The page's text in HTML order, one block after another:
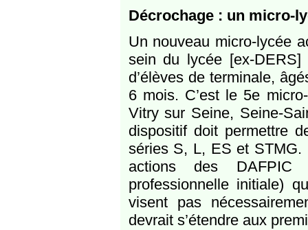
Décrochage : un micro-
Un nouveau micro-lycée
sein du lycée [ex-DERS]
d’élèves de terminale,
6 mois. C’est le 5e
Vitry sur Seine, Seine-
dispositif doit permettre
séries S, L, ES et STMG.
actions des DAFPIC
professionnelle initiale)
visent pas
devrait s’étendre aux